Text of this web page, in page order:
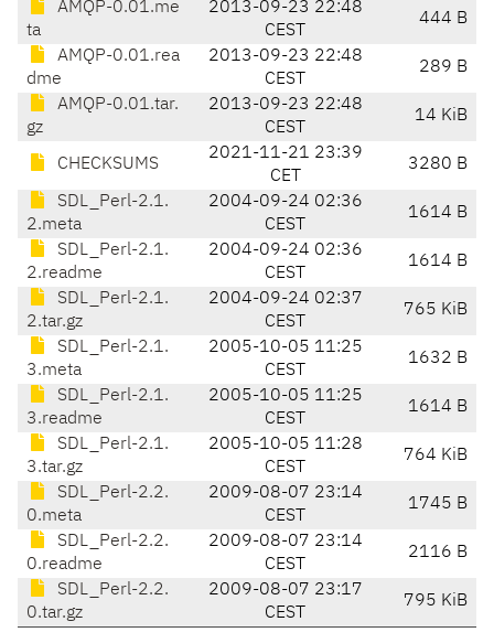
AMQP-0.01.me
ta
2013-09-23 22:48
CEST
444 B
AMQP-0.01.rea
dme
2013-09-23 22:48
CEST
289 B
AMQP-0.01.tar.
gz
2013-09-23 22:48
CEST
14 KiB
CHECKSUMS
2021-11-21 23:39
CET
3280 B
SDL_Perl-2.1.
2.meta
2004-09-24 02:36
CEST
1614 B
SDL_Perl-2.1.
2.readme
2004-09-24 02:36
CEST
1614 B
SDL_Perl-2.1.
2.tar.gz
2004-09-24 02:37
CEST
765 KiB
SDL_Perl-2.1.
3.meta
2005-10-05 11:25
CEST
1632 B
SDL_Perl-2.1.
3.readme
2005-10-05 11:25
CEST
1614 B
SDL_Perl-2.1.
3.tar.gz
2005-10-05 11:28
CEST
764 KiB
SDL_Perl-2.2.
0.meta
2009-08-07 23:14
CEST
1745 B
SDL_Perl-2.2.
0.readme
2009-08-07 23:14
CEST
2116 B
SDL_Perl-2.2.
0.tar.gz
2009-08-07 23:17
CEST
795 KiB